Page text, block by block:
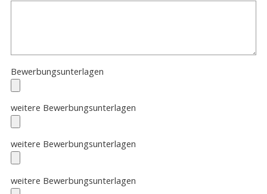
Bewerbungsunterlagen
weitere Bewerbungsunterlagen
weitere Bewerbungsunterlagen
weitere Bewerbungsunterlagen